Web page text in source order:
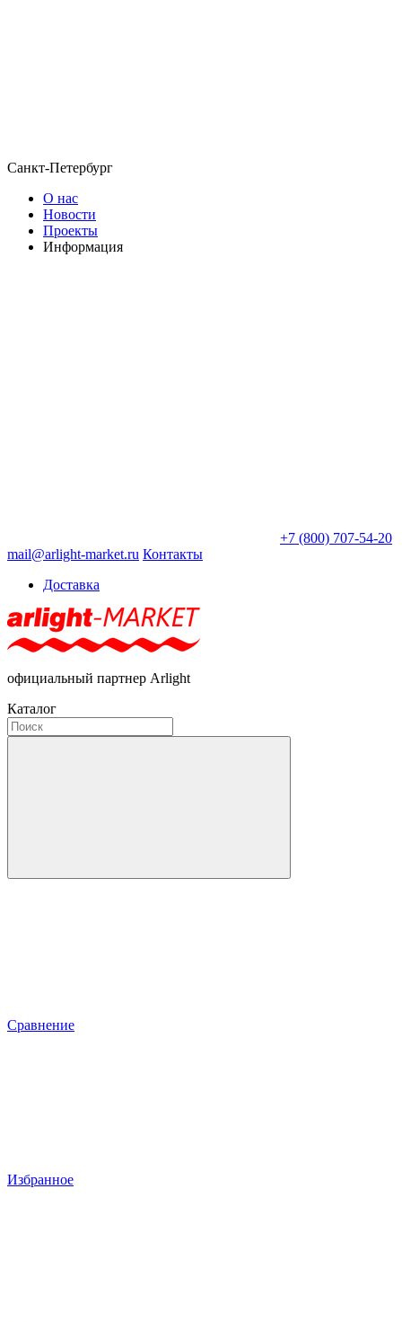
Санкт-Петербург
О нас
Новости
Проекты
Информация
+7 (800) 707-54-20
mail@arlight-market.ru Контакты
Доставка
официальный партнер Arlight
Каталог
Сравнение
Избранное